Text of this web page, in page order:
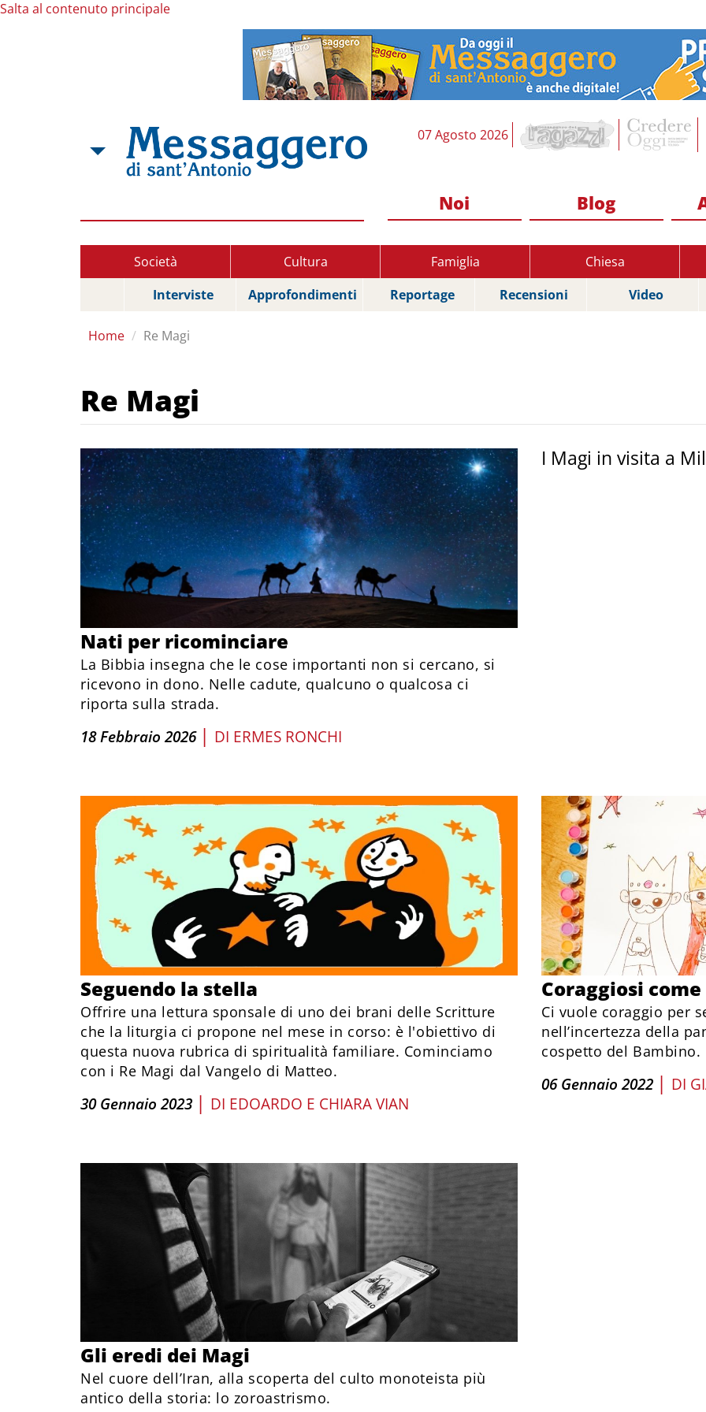
Salta al contenuto principale
07 Agosto 2026
Noi Blog
Società Cultura Famiglia Chiesa
Interviste
Approfondimenti Reportage Recensioni Video
Home Re Magi
Re Magi
Nati per ricominciare
La Bibbia insegna che le cose importanti non si cercano, si
ricevono in dono. Nelle cadute, qualcuno o qualcosa ci
riporta sulla strada.
18 Febbraio 2026 | DI ERMES RONCHI
I Magi in visita a
Seguendo la stella
Offrire una lettura sponsale di uno dei brani delle Scritture
che la liturgia ci propone nel mese in corso: è l'obiettivo di
questa nuova rubrica di spiritualità familiare. Cominciamo
con i Re Magi dal Vangelo di Matteo.
30 Gennaio 2023 | DI EDOARDO E CHIARA VIAN
Coraggiosi
Ci vuole coraggio per
nell’incertezza della
cospetto del Bambino.
06 Gennaio 2022 | DI
Gli eredi dei Magi
Nel cuore dell’Iran, alla scoperta del culto monoteista più
antico della storia: lo zoroastrismo.